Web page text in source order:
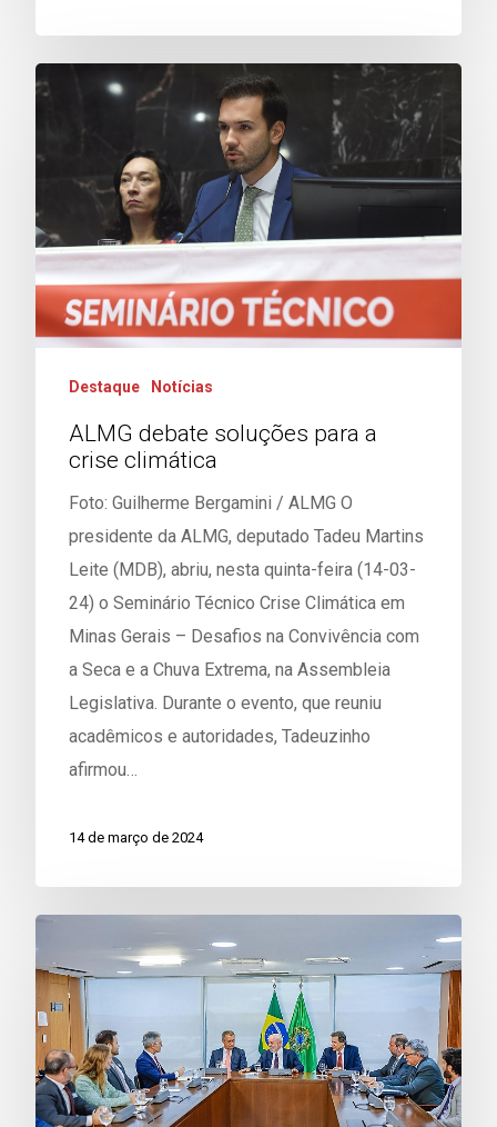
Destaque Notícias
ALMG debate soluções para a
crise climática
Foto: Guilherme Bergamini / ALMG O
presidente da ALMG, deputado Tadeu Martins
Leite (MDB), abriu, nesta quinta-feira (14-03-
24) o Seminário Técnico Crise Climática em
Minas Gerais – Desafios na Convivência com
a Seca e a Chuva Extrema, na Assembleia
Legislativa. Durante o evento, que reuniu
acadêmicos e autoridades, Tadeuzinho
afirmou…
14 de março de 2024